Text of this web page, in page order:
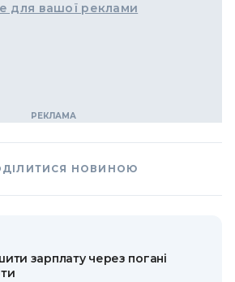
для вашої реклами
НОВИНОЮ
зарплату через погані